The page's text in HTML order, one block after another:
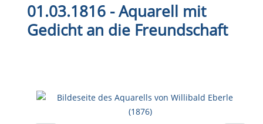
01.03.1816 - Aquarell mit
Gedicht an die Freundschaft